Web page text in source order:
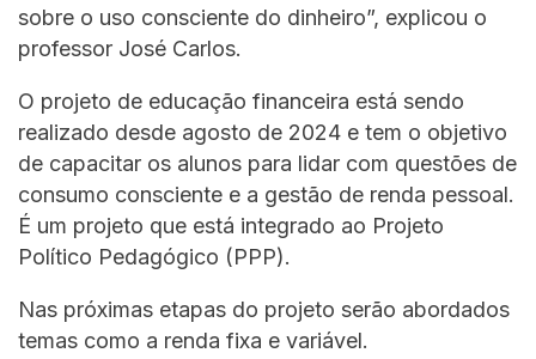
sobre o uso consciente do dinheiro”, explicou o
professor José Carlos.
O projeto de educação financeira está sendo
realizado desde agosto de 2024 e tem o objetivo
de capacitar os alunos para lidar com questões de
consumo consciente e a gestão de renda pessoal.
É um projeto que está integrado ao Projeto
Político Pedagógico (PPP).
Nas próximas etapas do projeto serão abordados
temas como a renda fixa e variável.